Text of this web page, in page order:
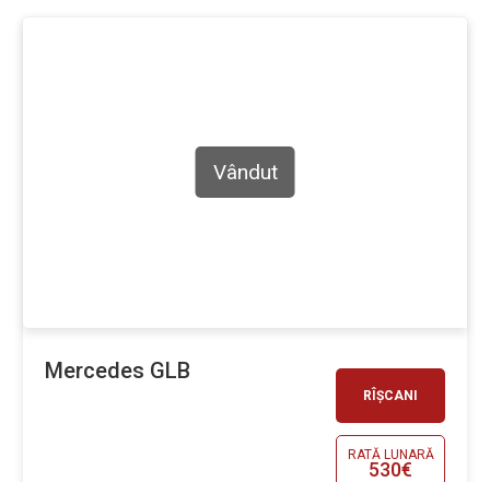
RÎȘCANI
RATĂ LUNARĂ
530€
Vândut
Mercedes GLB